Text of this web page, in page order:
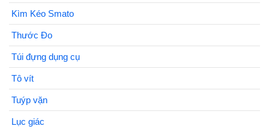
Kìm Kéo Smato
Thước Đo
Túi đựng dụng cụ
Tô vít
Tuýp vặn
Lục giác